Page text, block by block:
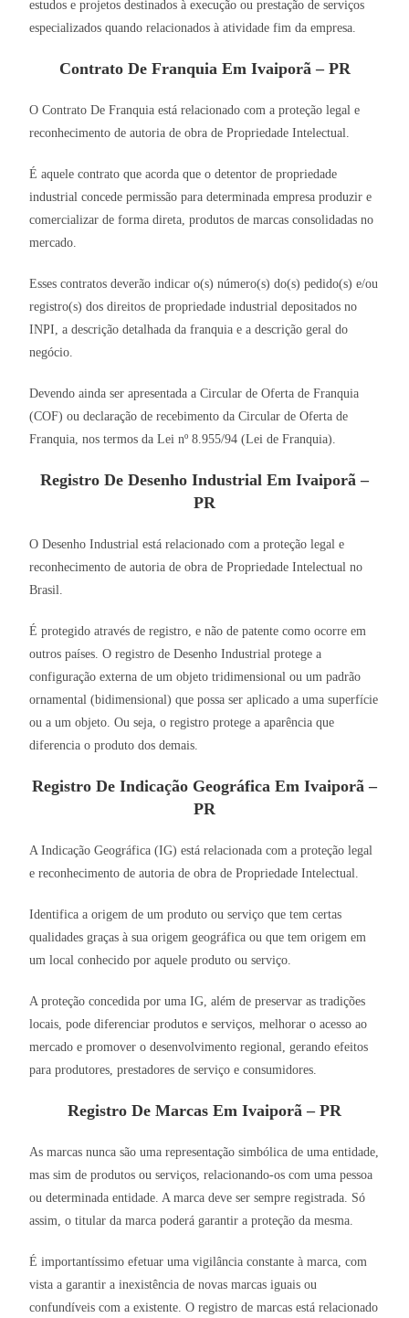
estudos e projetos destinados à execução ou prestação de serviços
especializados quando relacionados à atividade fim da empresa.
Contrato De Franquia Em Ivaiporã – PR
O Contrato De Franquia está relacionado com a proteção legal e
reconhecimento de autoria de obra de Propriedade Intelectual.
É aquele contrato que acorda que o detentor de propriedade
industrial concede permissão para determinada empresa produzir e
comercializar de forma direta, produtos de marcas consolidadas no
mercado.
Esses contratos deverão indicar o(s) número(s) do(s) pedido(s) e/ou
registro(s) dos direitos de propriedade industrial depositados no
INPI, a descrição detalhada da franquia e a descrição geral do
negócio.
Devendo ainda ser apresentada a Circular de Oferta de Franquia
(COF) ou declaração de recebimento da Circular de Oferta de
Franquia, nos termos da Lei nº 8.955/94 (Lei de Franquia).
Registro De Desenho Industrial Em Ivaiporã –
PR
O Desenho Industrial está relacionado com a proteção legal e
reconhecimento de autoria de obra de Propriedade Intelectual no
Brasil.
É protegido através de registro, e não de patente como ocorre em
outros países. O registro de Desenho Industrial protege a
configuração externa de um objeto tridimensional ou um padrão
ornamental (bidimensional) que possa ser aplicado a uma superfície
ou a um objeto. Ou seja, o registro protege a aparência que
diferencia o produto dos demais.
Registro De Indicação Geográfica Em Ivaiporã –
PR
A Indicação Geográfica (IG) está relacionada com a proteção legal
e reconhecimento de autoria de obra de Propriedade Intelectual.
Identifica a origem de um produto ou serviço que tem certas
qualidades graças à sua origem geográfica ou que tem origem em
um local conhecido por aquele produto ou serviço.
A proteção concedida por uma IG, além de preservar as tradições
locais, pode diferenciar produtos e serviços, melhorar o acesso ao
mercado e promover o desenvolvimento regional, gerando efeitos
para produtores, prestadores de serviço e consumidores.
Registro De Marcas Em Ivaiporã – PR
As marcas nunca são uma representação simbólica de uma entidade,
mas sim de produtos ou serviços, relacionando-os com uma pessoa
ou determinada entidade. A marca deve ser sempre registrada. Só
assim, o titular da marca poderá garantir a proteção da mesma.
É importantíssimo efetuar uma vigilância constante à marca, com
vista a garantir a inexistência de novas marcas iguais ou
confundíveis com a existente. O registro de marcas está relacionado